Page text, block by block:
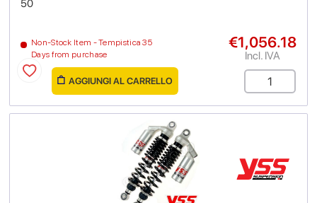
50
Non-Stock Item - Tempistica 35
Days from purchase
€1,056.18
Incl. IVA
AGGIUNGI AL CARRELLO